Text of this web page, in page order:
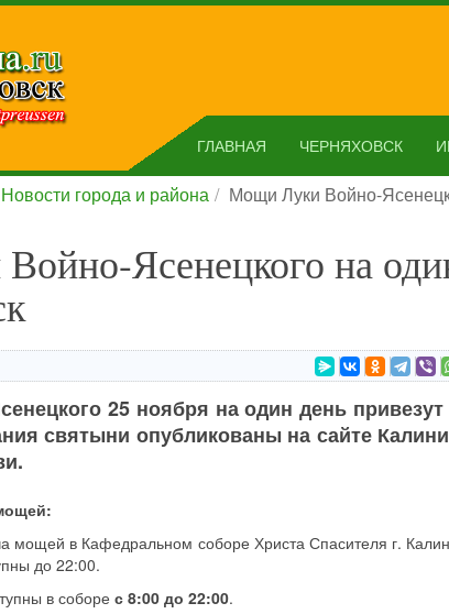
ГЛАВНАЯ ЧЕРНЯХОВСК
Новости города и района Мощи Луки Войно-
Ясенецкого на
25 ноября на один день
святыни опубликованы на сайте
мощей в Кафедральном соборе Христа Спасителя г.
до 22:00.
в соборе с 8:00 до 22:00.